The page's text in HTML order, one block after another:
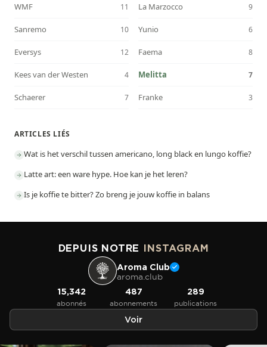
WMF 11 La Marzocco 9
Sanremo 10 Yunio 6
Eversys 12 Faema 8
Kees van der Westen 4 Melitta 7
Schaerer 7 Franke 3
ARTICLES LIÉS
Wat is het verschil tussen americano, long black en lungo koffie?
Latte art: een ware hype. Hoe kan je het leren?
Is je koffie te bitter? Zo breng je jouw koffie in balans
DEPUIS NOTRE INSTAGRAM
Aroma Club
aroma.club
15,342
abonnés
487
abonnements
289
publications
Voir